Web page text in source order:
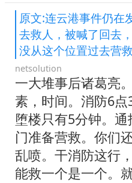
原文:连云港事件仍在
去救人，被喊了回去
没从这个位置过去营救
netsolution
一大堆事后诸葛亮
素，时间。消防6
堕楼只有5分钟。
门准备营救。你们
乱喷。干消防这行
能救一个是一个。